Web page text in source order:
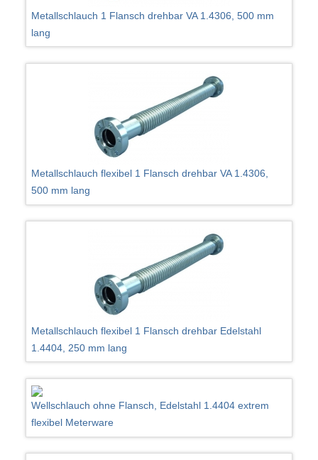
Metallschlauch 1 Flansch drehbar VA 1.4306, 500 mm
lang
Metallschlauch flexibel 1 Flansch drehbar VA 1.4306,
500 mm lang
Metallschlauch flexibel 1 Flansch drehbar Edelstahl
1.4404, 250 mm lang
Wellschlauch ohne Flansch, Edelstahl 1.4404 extrem
flexibel Meterware